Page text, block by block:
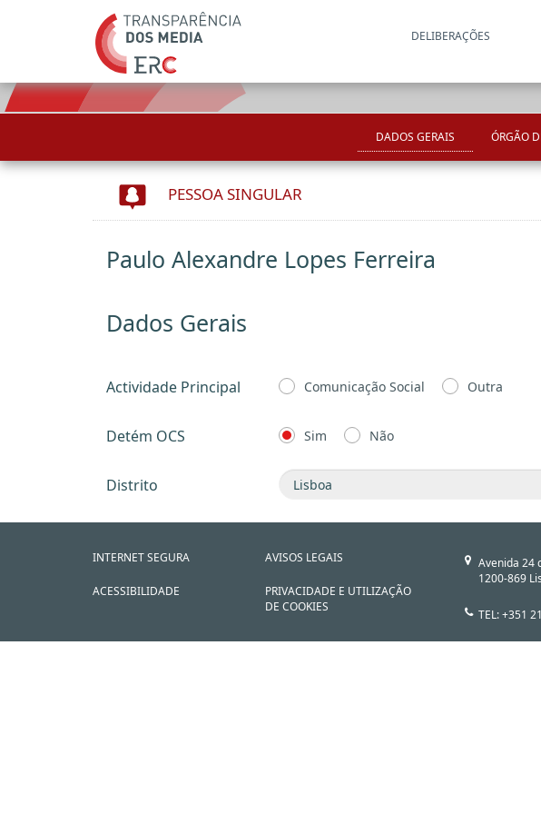
DELIBERAÇÕES
DADOS GERAIS ÓRGÃO
PESSOA SINGULAR
Paulo Alexandre Lopes Ferreira
Dados Gerais
Actividade Principal Comunicação Social Outra
Detém OCS Sim Não
Distrito
INTERNET SEGURA
ACESSIBILIDADE
AVISOS LEGAIS
PRIVACIDADE E UTILIZAÇÃO
DE COOKIES
Avenida 24
1200-869
TEL: +351